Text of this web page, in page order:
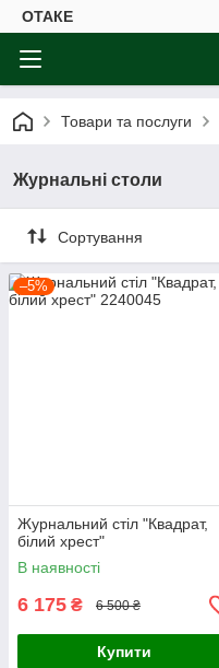
ОТАКЕ
Товари та послуги
Журнальні столи
Сортування
–5%
Журнальний стіл "Квадрат,
білий хрест"
В наявності
6 175 ₴ 6 500 ₴
Купити